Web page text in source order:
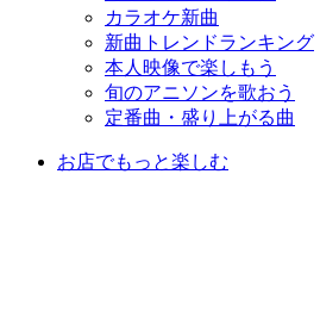
カラオケ新曲
新曲トレンドランキング
本人映像で楽しもう
旬のアニソンを歌おう
定番曲・盛り上がる曲
お店でもっと楽しむ